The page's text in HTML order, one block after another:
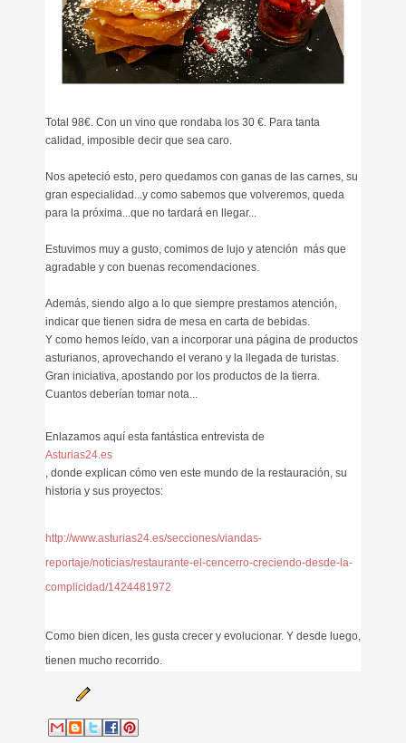
Total 98€. Con un vino que rondaba los 30 €. Para tanta
calidad, imposible decir que sea caro.
Nos apeteció esto, pero quedamos con ganas de las carnes, su
gran especialidad...y como sabemos que volveremos, queda
para la próxima...que no tardará en llegar...
Estuvimos muy a gusto, comimos de lujo y atención más que
agradable y con buenas recomendaciones.
Además, siendo algo a lo que siempre prestamos atención,
indicar que tienen sidra de mesa en carta de bebidas.
Y como hemos leído, van a incorporar una página de productos
asturianos, aprovechando el verano y la llegada de turistas.
Gran iniciativa, apostando por los productos de la tierra.
Cuantos deberían tomar nota...
Enlazamos aquí esta fantástica entrevista de
Asturias24.es
, donde explican cómo ven este mundo de la restauración, su
historia y sus proyectos:
http://www.asturias24.es/secciones/viandas-
reportaje/noticias/restaurante-el-cencerro-creciendo-desde-la-
complicidad/1424481972
Como bien dicen, les gusta crecer y evolucionar. Y desde luego,
tienen mucho recorrido.